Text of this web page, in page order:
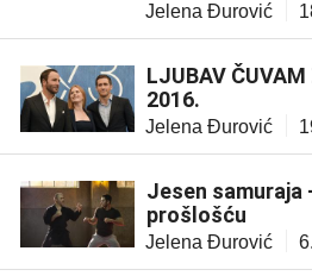
Jelena Đurović
LJUBAV
2016.
Jelena Đurović
Jesen samuraja
prošlošću
Jelena Đurović